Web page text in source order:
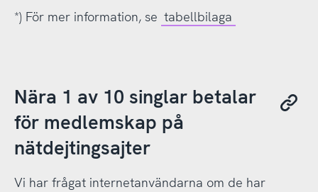
*) För mer information, se tabellbilaga
Nära 1 av 10 singlar betalar
för medlemskap på
nätdejtingsajter
Vi har frågat internetanvändarna om de har